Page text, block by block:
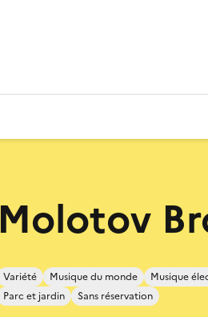
Molotov
Variété Musique du monde Musique
Parc et jardin
Sans réservation